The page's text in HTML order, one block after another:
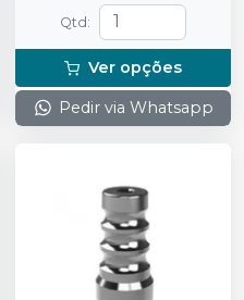
Qtd :
Ver opções
Pedir via Whatsapp